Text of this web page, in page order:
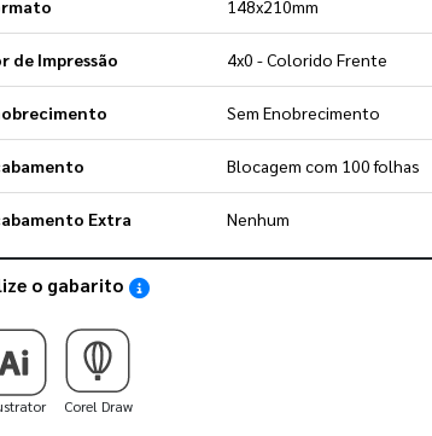
148x210mm
de Impressão 4x0 - Colorido Frente
Sem Enobrecimento
Blocagem com 100 folhas
Extra Nenhum
o gabarito Saiba como utilizar os nossos gabaritos
Corel Draw